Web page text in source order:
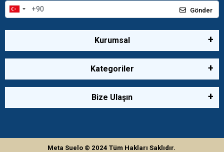
Gönder
Kurumsal
Kategoriler
Bize Ulaşın
Meta Suelo © 2024 Tüm Hakları Saklıdır.